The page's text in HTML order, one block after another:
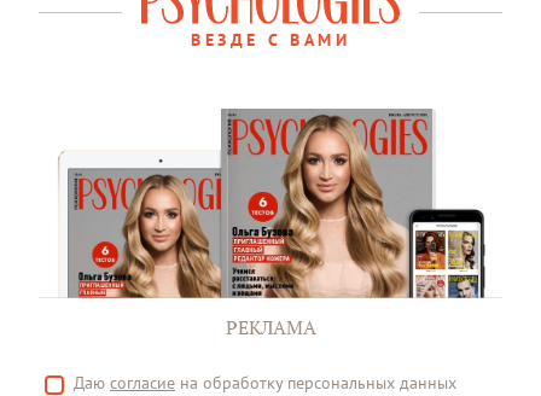
ВЕЗДЕ С ВАМИ
РЕКЛАМА
Даю согласие на обработку персональных данных